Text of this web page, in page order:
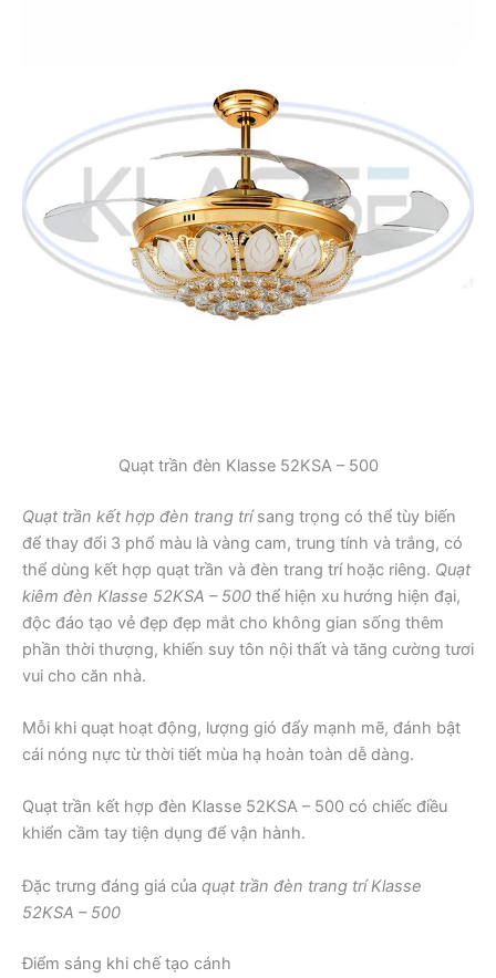
Quạt trần đèn Klasse 52KSA – 500
Quạt trần kết hợp đèn trang trísang trọng có thể tùy biến
để thay đổi 3 phổ màu là vàng cam, trung tính và trắng, có
thể dùng kết hợp quạt trần và đèn trang trí hoặc riêng. Quạt
kiêm đèn Klasse 52KSA – 500 thể hiện xu hướng hiện đại,
độc đáo tạo vẻ đẹp đẹp mắt cho không gian sống thêm
phần thời thượng, khiến suy tôn nội thất và tăng cường tươi
vui cho căn nhà.
Mỗi khi quạt hoạt động, lượng gió đẩy mạnh mẽ, đánh bật
cái nóng nực từ thời tiết mùa hạ hoàn toàn dễ dàng.
Quạt trần kết hợp đèn Klasse 52KSA – 500 có chiếc điều
khiển cầm tay tiện dụng để vận hành.
Đặc trưng đáng giá của quạt trần đèn trang trí Klasse
52KSA – 500
Điểm sáng khi chế tạo cánh